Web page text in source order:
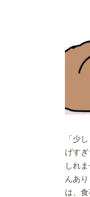
「少
げす
しれ
んあ
は、